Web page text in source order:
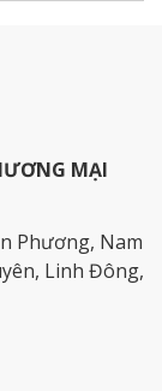
MẠI
Phương, Nam
Linh Đông,